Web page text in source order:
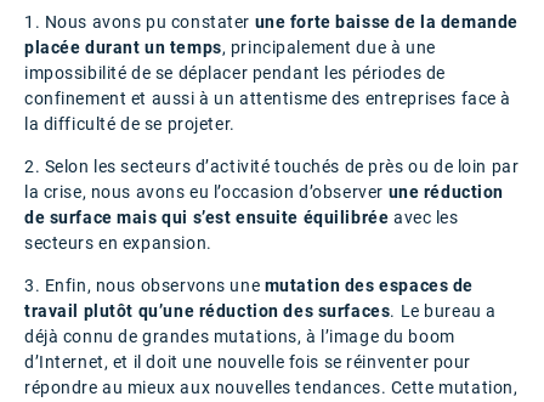
1. Nous avons pu constater une forte baisse de la demande
placée durant un temps, principalement due à une
impossibilité de se déplacer pendant les périodes de
confinement et aussi à un attentisme des entreprises face à
la difficulté de se projeter.
2. Selon les secteurs d’activité touchés de près ou de loin par
la crise, nous avons eu l’occasion d’observer une réduction
de surface mais qui s’est ensuite équilibrée avec les
secteurs en expansion.
3. Enfin, nous observons une mutation des espaces de
travail plutôt qu’une réduction des surfaces. Le bureau a
déjà connu de grandes mutations, à l’image du boom
d’Internet, et il doit une nouvelle fois se réinventer pour
répondre au mieux aux nouvelles tendances. Cette mutation,